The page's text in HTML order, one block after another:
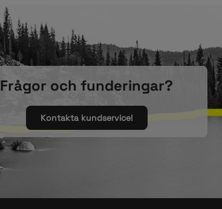
Frågor och funderingar?
Kontakta kundservice!